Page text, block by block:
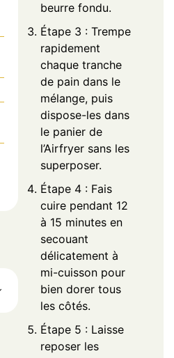
beurre fondu.
Étape 3 : Trempe
rapidement
chaque tranche
de pain dans le
mélange, puis
dispose-les dans
le panier de
l’Airfryer sans les
superposer.
Étape 4 : Fais
cuire pendant 12
à 15 minutes en
secouant
délicatement à
mi-cuisson pour
bien dorer tous
les côtés.
Étape 5 : Laisse
reposer les